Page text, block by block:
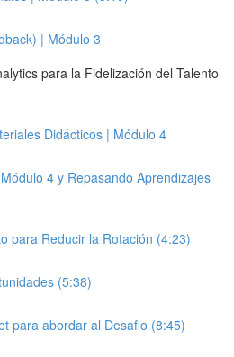
| Módulo 3
para la Fidelización del Talento
Didácticos | Módulo 4
4 y Repasando Aprendizajes
para Reducir la Rotación (4:23)
(5:38)
para abordar al Desafio (8:45)